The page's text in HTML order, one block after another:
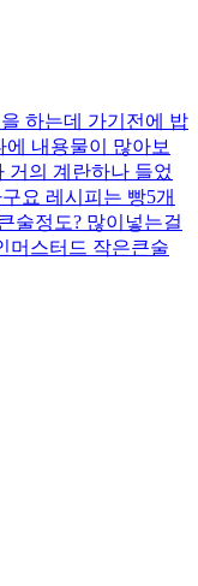
하는데 가기전에 밥
내용물이 많아보
거의 계란하나 들었
요 레시피는 빵5개
술정도? 많이넣는걸
머스터드 작은큰술